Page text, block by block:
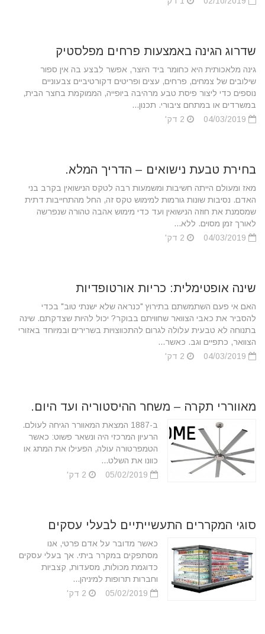
שדרוג הגינה באמצעות פרחים מפלסטיק
גינה מלאכותית היא כחומר ביד היוצר, אפשר לבצע בה אין ספור
שילובים של צמחים, פרחים, עצים ופריטים דקורטיביים צבעוניים
נוספים כדי ליצור פיסת טבע מרהיבה ביופייה, הממוקמת בחצר הבית,
במשרדים או במתחם ציבורי. תכנון...
בחירת טבעת נישואים – הדריך המלא.
מאז ומעולם הייתה חשיבות ומשמעות רבה לטקס הנישואין בקרב בני
האדם. נסיבות שונות גורמות למימוש טקס זה, החל מהתחייבות דתית
שמסמנת את חוזה הנישואין ועד כדי מימוש אהבה טהורה שנפרשה
לאורך זמן מסוים. ללא...
שינה אופטימלית: כריות אורטופדיות
האם אי פעם השתמשתם בתירוץ "כנראה שלא ישנתי טוב" בכדי
להסביר את כאבי הצוואר שחוויתם בבוקר? יכול להיות שצדקתם. שינה
בתנוחה לא טבעית עלולה לגרום להתכווצויות בשרירים ובמיוחד באזורי
הצוואר, כתפיים וגב. כאשר...
מאווררי תקרה – משחר ההיסטוריה ועד היום.
ב-1887 המצאת המאוורר הגיחה לעולם.
הרעיון המרכזי היה ונשאר פשוט: כאשר
הטמפרטורה עולה, הפעילו את המתג או
כוונו את השלט...
סוגי המקררים התעשייתיים לבעלי עסקים
כאשר מדובר על אדם פרטי, אנו
מסתפקים במקרר ביתי. אך בעלי עסקים
כדוגמת מכולות, מסעדות, קצביות
וחברות תרופות למיניהן...